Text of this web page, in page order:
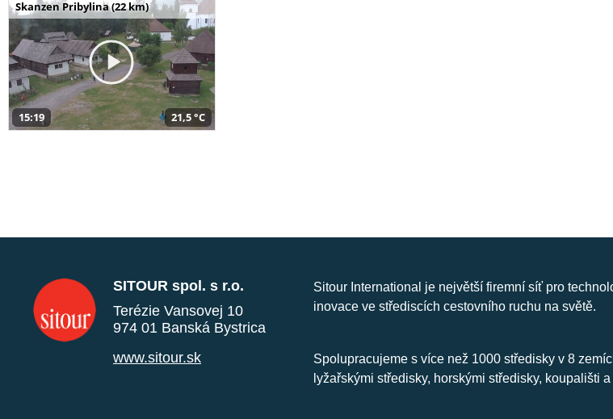
Skanzen Pribylina (22 km)
15:19 21,5 °C
SITOUR spol. s r.o.
Terézie Vansovej 10
974 01 Banská Bystrica
www.sitour.sk
Sitour International je největší firemní síť pro
inovace ve střediscích cestovního ruchu na světě.
Spolupracujeme s více než 1000 středisky v 8
lyžařskými středisky, horskými středisky, koupališti